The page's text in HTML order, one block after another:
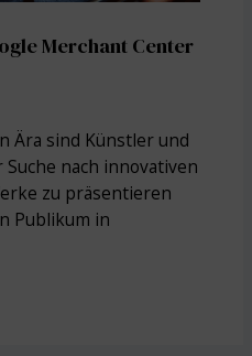
Merchant Center
Ära sind Künstler und
nach innovativen
zu präsentieren
Publikum in